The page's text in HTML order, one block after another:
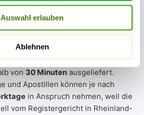
Auswahl erlauben
Ablehnen
und Versand
für Rheinland-Pfalz werden in der
1–15 Minuten
Standard-Bestellungen werden
von 30 Minuten ausgeliefert.
und Apostillen können je nach
in Anspruch nehmen, weil die
vom Registergericht in Rheinland-